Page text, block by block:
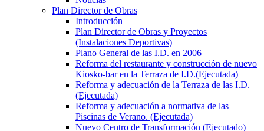
Plan Director de Obras
Introducción
Plan Director de Obras y Proyectos
(Instalaciones Deportivas)
Plano General de las I.D. en 2006
Reforma del restaurante y construcción de nuevo
Kiosko-bar en la Terraza de I.D.(Ejecutada)
Reforma y adecuación de la Terraza de las I.D.
(Ejecutada)
Reforma y adecuación a normativa de las
Piscinas de Verano. (Ejecutada)
Nuevo Centro de Transformación (Ejecutado)